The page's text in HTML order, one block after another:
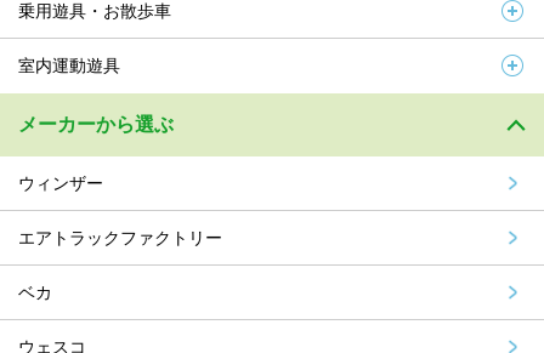
乗用遊具・お散歩車
室内運動遊具
メーカーから選ぶ
ウィンザー
エアトラックファクトリー
ベカ
ウェスコ